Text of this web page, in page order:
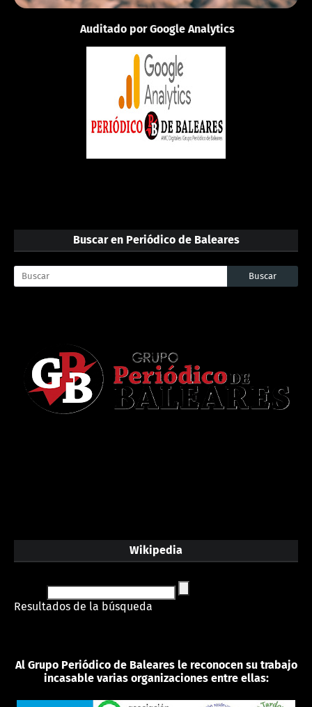
Auditado por Google Analytics
Buscar en Periódico de Baleares
Wikipedia
Resultados de la búsqueda
Al Grupo Periódico de Baleares le reconocen su trabajo
incasable varias organizaciones entre ellas: